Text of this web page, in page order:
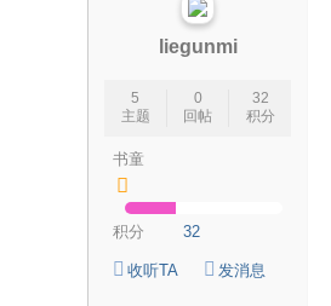
liegunmi
5
主题
0
回帖
32
积分
书童
积分 32
收听TA 发消息